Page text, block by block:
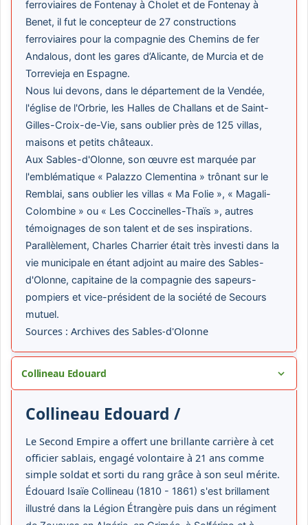
ferroviaires de Fontenay à Cholet et de Fontenay à
Benet, il fut le concepteur de 27 constructions
ferroviaires pour la compagnie des Chemins de fer
Andalous, dont les gares d’Alicante, de Murcia et de
Torrevieja en Espagne.
Nous lui devons, dans le département de la Vendée,
l'église de l'Orbrie, les Halles de Challans et de Saint-
Gilles-Croix-de-Vie, sans oublier près de 125 villas,
maisons et petits châteaux.
Aux Sables-d'Olonne, son œuvre est marquée par
l'emblématique « Palazzo Clementina » trônant sur le
Remblai, sans oublier les villas « Ma Folie », « Magali-
Colombine » ou « Les Coccinelles-Thaïs », autres
témoignages de son talent et de ses inspirations.
Parallèlement, Charles Charrier était très investi dans la
vie municipale en étant adjoint au maire des Sables-
d'Olonne, capitaine de la compagnie des sapeurs-
pompiers et vice-président de la société de Secours
mutuel.
Sources : Archives des Sables-d'Olonne
Collineau Edouard
Collineau Edouard /
Le Second Empire a offert une brillante carrière à cet
officier sablais, engagé volontaire à 21 ans comme
simple soldat et sorti du rang grâce à son seul mérite.
Édouard Isaïe Collineau (1810 - 1861) s'est brillament
illustré dans la Légion Étrangère puis dans un régiment